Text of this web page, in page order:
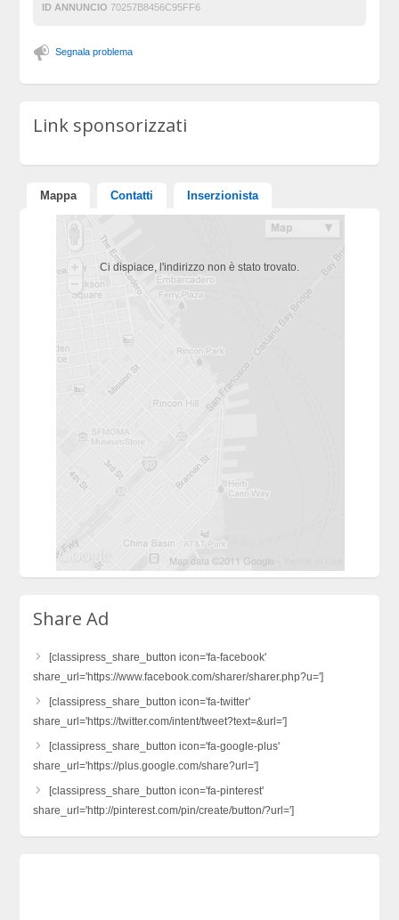
ID ANNUNCIO 70257B8456C95FF6
Segnala problema
Link sponsorizzati
Mappa Contatti Inserzionista
Ci dispiace, l'indirizzo non è stato trovato.
Share Ad
[classipress_share_button icon='fa-facebook'
share_url='https://www.facebook.com/sharer/sharer.php?u=']
[classipress_share_button icon='fa-twitter'
share_url='https://twitter.com/intent/tweet?text=&url=']
[classipress_share_button icon='fa-google-plus'
share_url='https://plus.google.com/share?url=']
[classipress_share_button icon='fa-pinterest'
share_url='http://pinterest.com/pin/create/button/?url=']